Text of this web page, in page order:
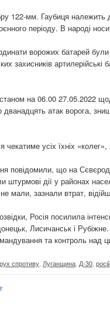
122-мм. Гаубиця належить
періоду. В народі
ворожих батарей
захисників артилерійські
на 06.00 27.05.2022
атак ворога,
усіх їхніх
повідомили, що на
штурмові дії у районах
мали, зазнали втрат,
Росія посилила
Лисичанськ і
та контроль над
рух спротиву Луганщина Д-30